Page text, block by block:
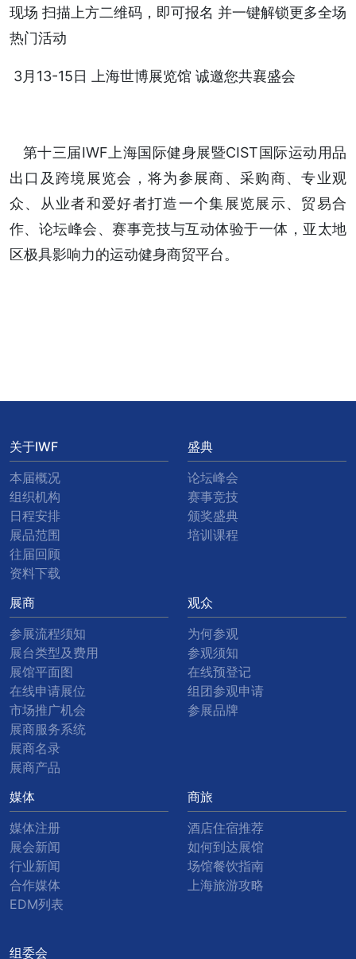
现场 扫描上方二维码，即可报名 并一键解锁更多全场
热门活动
3月13-15日 上海世博展览馆 诚邀您共襄盛会
第十三届IWF上海国际健身展暨CIST国际运动用品
出口及跨境展览会，将为参展商、采购商、专业观
众、从业者和爱好者打造一个集展览展示、贸易合
作、论坛峰会、赛事竞技与互动体验于一体，亚太地
区极具影响力的运动健身商贸平台。
关于IWF
本届概况
组织机构
日程安排
展品范围
往届回顾
资料下载
盛典
论坛峰会
赛事竞技
颁奖盛典
培训课程
展商
参展流程须知
展台类型及费用
展馆平面图
在线申请展位
市场推广机会
展商服务系统
展商名录
展商产品
观众
为何参观
参观须知
在线预登记
组团参观申请
参展品牌
媒体
媒体注册
展会新闻
行业新闻
合作媒体
EDM列表
商旅
酒店住宿推荐
如何到达展馆
场馆餐饮指南
上海旅游攻略
组委会